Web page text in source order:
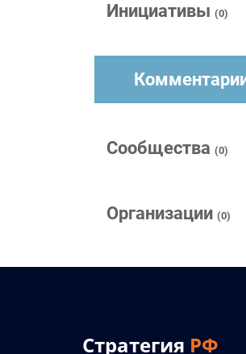
Инициативы (0)
Сообщества (0)
Организации (0)
Стратегия РФ